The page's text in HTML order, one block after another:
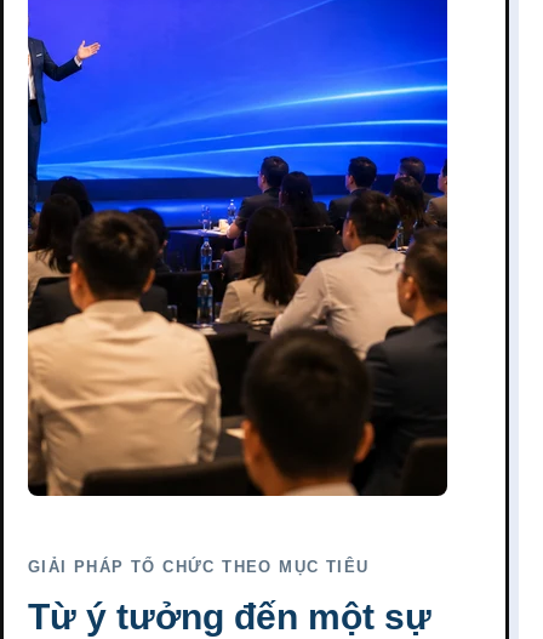
GIẢI PHÁP TỔ CHỨC THEO MỤC TIÊU
Từ ý tưởng đến một sự